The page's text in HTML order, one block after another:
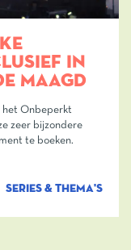
IN
MAAGD
het Onbeperkt
zeer bijzondere
te boeken.
SERIES & THEMA'S